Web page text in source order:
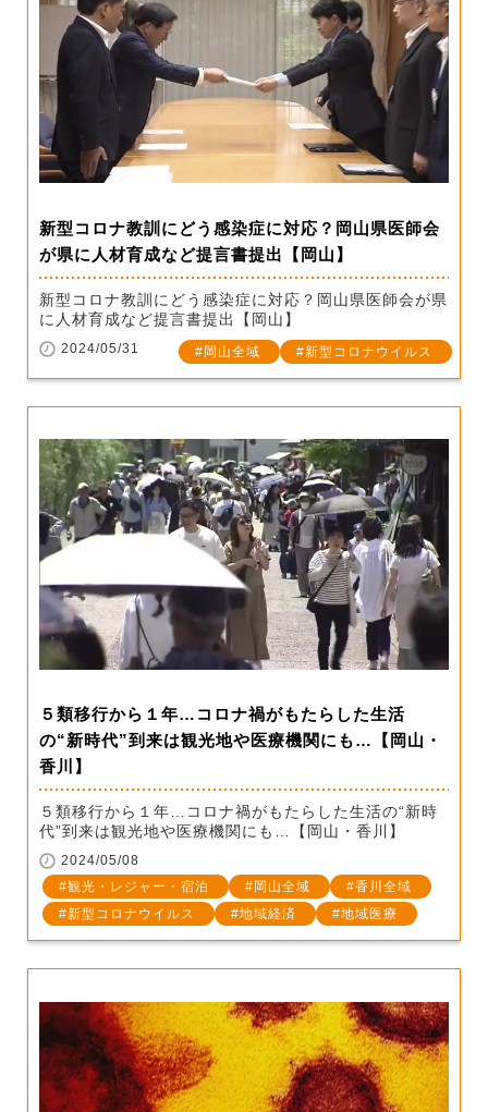
新型コロナ教訓にどう感染症に対応？岡山県医師会
が県に人材育成など提言書提出【岡山】
新型コロナ教訓にどう感染症に対応？岡山県医師会が県
に人材育成など提言書提出【岡山】
2024/05/31 岡山全域 新型コロナウイルス
５類移行から１年…コロナ禍がもたらした生活
の“新時代”到来は観光地や医療機関にも…【岡山・
香川】
５類移行から１年…コロナ禍がもたらした生活の“新時
代”到来は観光地や医療機関にも…【岡山・香川】
2024/05/08
観光・レジャー・宿泊
岡山全域
香川全域
新型コロナウイルス
地域経済 地域医療